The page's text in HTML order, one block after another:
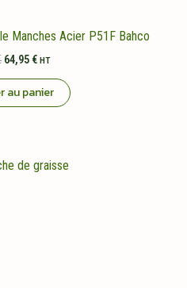
Manches Acier P51F Bahco
Le
initial
était :
64,95 €Le
actuel
HT
au panier